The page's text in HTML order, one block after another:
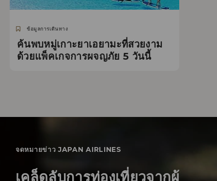
ข้อมูลการเดินทาง
ค้นพบหมู่เกาะยาเอยามะที่สวยงาม
ด้วยแพ็คเกจการผจญภัย 5 วันนี้
จดหมายข่าว JAPAN AIRLINES
เคล็ดลับการท่องเที่ยวจากผู้